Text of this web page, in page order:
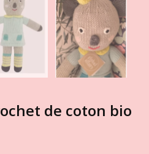
de coton bio